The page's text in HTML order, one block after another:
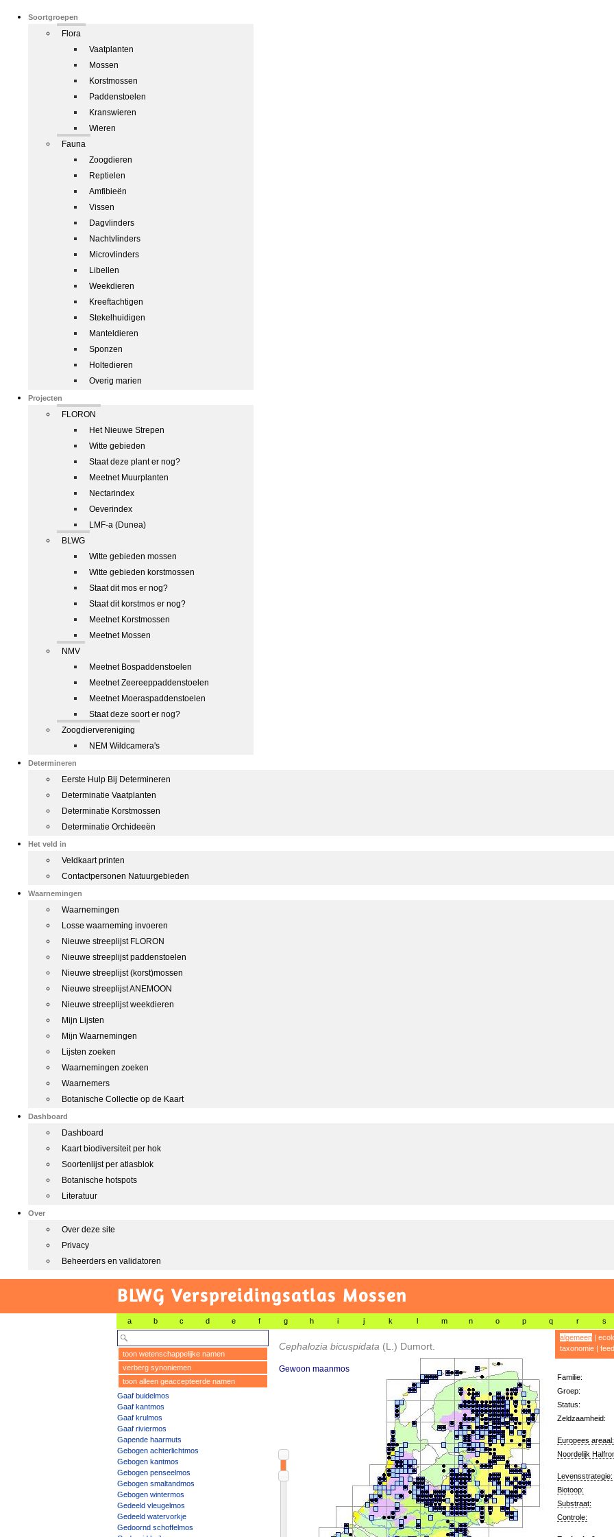
Soortgroepen
Flora
Vaatplanten
Mossen
Korstmossen
Paddenstoelen
Kranswieren
Wieren
Fauna
Zoogdieren
Reptielen
Amfibieën
Vissen
Dagvlinders
Nachtvlinders
Microvlinders
Libellen
Weekdieren
Kreeftachtigen
Stekelhuidigen
Manteldieren
Sponzen
Holtedieren
Overig marien
Projecten
FLORON
Het Nieuwe Strepen
Witte gebieden
Staat deze plant er nog?
Meetnet Muurplanten
Nectarindex
Oeverindex
LMF-a (Dunea)
BLWG
Witte gebieden mossen
Witte gebieden korstmossen
Staat dit mos er nog?
Staat dit korstmos er nog?
Meetnet Korstmossen
Meetnet Mossen
NMV
Meetnet Bospaddenstoelen
Meetnet Zeereeppaddenstoelen
Meetnet Moeraspaddenstoelen
Staat deze soort er nog?
Zoogdiervereniging
NEM Wildcamera's
Determineren
Eerste Hulp Bij Determineren
Determinatie Vaatplanten
Determinatie Korstmossen
Determinatie Orchideeën
Het veld in
Veldkaart printen
Contactpersonen Natuurgebieden
Waarnemingen
Waarnemingen
Losse waarneming invoeren
Nieuwe streeplijst FLORON
Nieuwe streeplijst paddenstoelen
Nieuwe streeplijst (korst)mossen
Nieuwe streeplijst ANEMOON
Nieuwe streeplijst weekdieren
Mijn Lijsten
Mijn Waarnemingen
Lijsten zoeken
Waarnemingen zoeken
Waarnemers
Botanische Collectie op de Kaart
Dashboard
Dashboard
Kaart biodiversiteit per hok
Soortenlijst per atlasblok
Botanische hotspots
Literatuur
Over
Over deze site
Privacy
Beheerders en validatoren
BLWG Verspreidingsatlas Mossen
a b c d e f g h i j k l m n o p q r s
toon wetenschappelijke namen
verberg synoniemen
toon alleen geaccepteerde namen
Gaaf buidelmos
Gaaf kantmos
Gaaf krulmos
Gaaf riviermos
Gapende haarmuts
Gebogen achterlichtmos
Gebogen kantmos
Gebogen penseelmos
Gebogen smaltandmos
Gebogen wintermos
Gedeeld vleugelmos
Gedeeld watervorkje
Gedoornd schoffelmos
Cephalozia bicuspidata (L.) Dumort.
Gewoon maanmos
algemeen|
taxonomie|
Familie:
Groep:
Status:
Zeldzaamheid:
Europees areaal:
Noordelijk
Levensstrategie:
Biotoop:
Substraat:
Controle: